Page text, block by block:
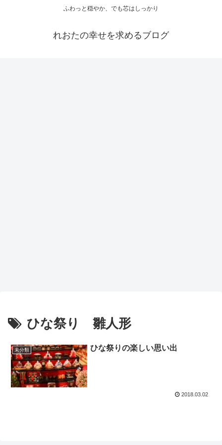
ふわっと穏やか、でも芯はしっかり
れおたの幸せを求めるブログ
ひな祭り 雛人形
未分類 ひな祭りの楽しい思い出
2018.03.02